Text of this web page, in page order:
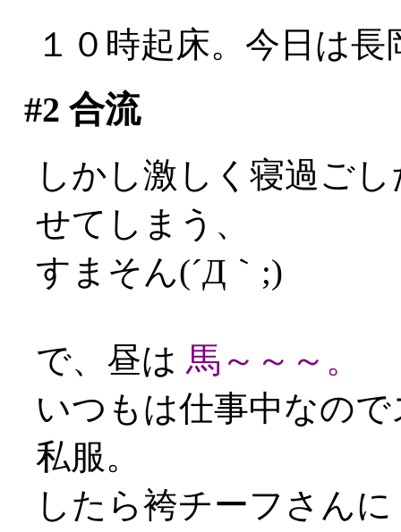
１０時起床。今日は
#2 合流
しかし激しく寝過ご
せてしまう、
すまそん(´Д｀;)
で、昼は 馬～～～。
いつもは仕事中なの
私服。
したら袴チーフさん